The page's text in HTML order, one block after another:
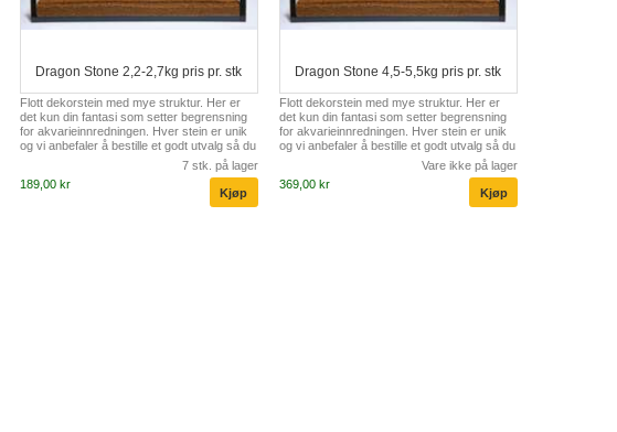
Dragon Stone 2,2-2,7kg pris pr. stk
Flott dekorstein med mye struktur. Her er
det kun din fantasi som setter begrensning
for akvarieinnredningen. Hver stein er unik
og vi anbefaler å bestille et godt utvalg så du
kan komponerer en "perfekt" innredning.
7 stk. på lager
189,00 kr
Dragon Stone 4,5-5,5kg pris pr. stk
Flott dekorstein med mye struktur. Her er
det kun din fantasi som setter begrensning
for akvarieinnredningen. Hver stein er unik
og vi anbefaler å bestille et godt utvalg så du
kan komponerer en "perfekt" innredning.
Vare ikke på lager
369,00 kr